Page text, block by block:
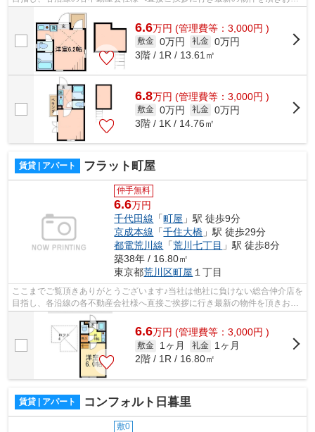
様へ提供しております！最新の情報は...
6.6万円 (管理費等：3,000円 )
敷金 0万円 礼金 0万円
3階 / 1R / 13.61㎡
6.8万円 (管理費等：3,000円 )
敷金 0万円 礼金 0万円
3階 / 1K / 14.76㎡
賃貸 | アパート フラット町屋
仲手無料
6.6万円
千代田線 「町屋 」駅 徒歩9分
京成本線 「千住大橋 」駅 徒歩29分
都電荒川線 「荒川七丁目 」駅 徒歩8分
築38年 / 16.80㎡
東京都荒川区町屋 １丁目
ここまでご覧頂きありがとうございます♪当社は他社に負けない総合仲介店を
目指し、各沿線の各不動産会社様へ直接ご挨拶に行き最新の物件を頂きお客
様へ提供しております！最新の情報は...
6.6万円 (管理費等：3,000円 )
敷金 1ヶ月 礼金
1ヶ月
2階 / 1R / 16.80㎡
賃貸 | アパート コンフォルト日暮里
敷0